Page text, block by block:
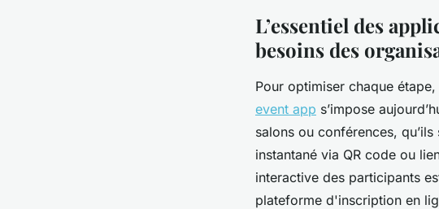
L’essentiel des
besoins des
Pour optimiser chaque
event app s’impose
salons ou conférences,
instantané via QR code ou
interactive des participants
plateforme d'inscription en